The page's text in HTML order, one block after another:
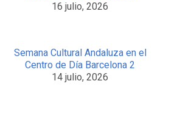
16 julio, 2026
Semana Cultural Andaluza en el
Centro de Día Barcelona 2
14 julio, 2026